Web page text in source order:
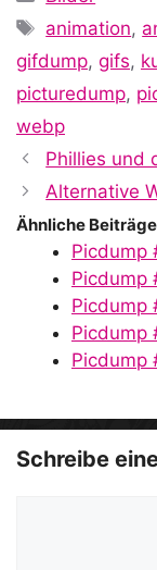
animation,
gifdump, gifs,
picturedump,
webp
Phillies und
Alternative
Ähnliche Beiträge
Picdump
Picdump
Picdump
Picdump
Picdump
Schreibe